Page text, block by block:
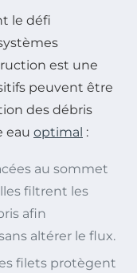
le défi
est une
peuvent être
des débris
eau optimal :
au sommet
filtrent les
afin
altérer le flux.
filets protègent